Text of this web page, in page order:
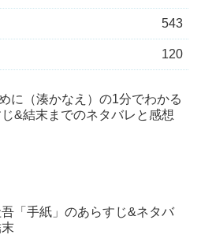
543
120
に（湊かなえ）の1分でわかる
&結末までのネタバレと感想
「手紙」のあらすじ&ネタバ